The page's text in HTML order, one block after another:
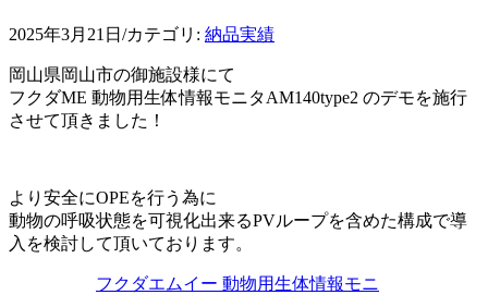
2025年3月21日 /カテゴリ: 納品実績
岡山県岡山市の御施設様にて
フクダME 動物用生体情報モニタAM140type2 のデモを施行
させて頂きました！
より安全にOPEを行う為に
動物の呼吸状態を可視化出来るPVループを含めた構成で導
入を検討して頂いております。
フクダエムイー 動物用生体情報モニ